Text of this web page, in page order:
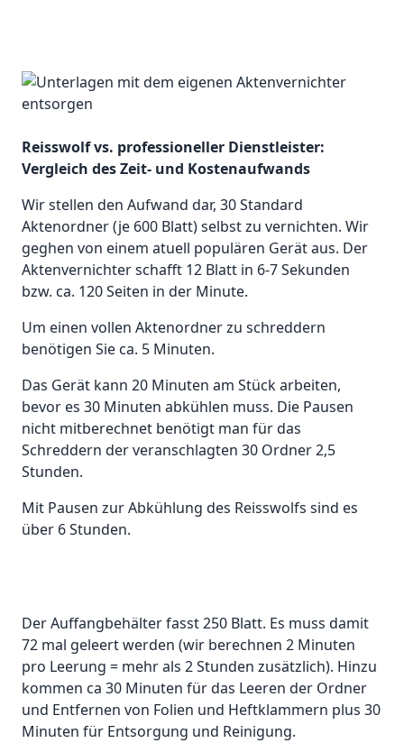
Reisswolf vs. professioneller Dienstleister:
Vergleich des Zeit- und Kostenaufwands
Wir stellen den Aufwand dar, 30 Standard
Aktenordner (je 600 Blatt) selbst zu vernichten. Wir
geghen von einem atuell populären Gerät aus. Der
Aktenvernichter schafft 12 Blatt in 6-7 Sekunden
bzw. ca. 120 Seiten in der Minute.
Um einen vollen Aktenordner zu schreddern
benötigen Sie ca. 5 Minuten.
Das Gerät kann 20 Minuten am Stück arbeiten,
bevor es 30 Minuten abkühlen muss. Die Pausen
nicht mitberechnet benötigt man für das
Schreddern der veranschlagten 30 Ordner 2,5
Stunden.
Mit Pausen zur Abkühlung des Reisswolfs sind es
über 6 Stunden.
Der Auffangbehälter fasst 250 Blatt. Es muss damit
72 mal geleert werden (wir berechnen 2 Minuten
pro Leerung = mehr als 2 Stunden zusätzlich). Hinzu
kommen ca 30 Minuten für das Leeren der Ordner
und Entfernen von Folien und Heftklammern plus 30
Minuten für Entsorgung und Reinigung.